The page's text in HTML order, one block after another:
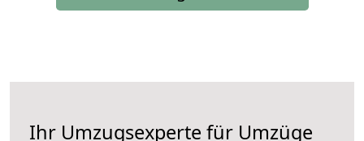
Ihr Umzugsexperte für Umzüge